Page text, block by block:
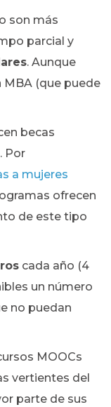
son más
parcial y
. Aunque
MBA (que puede
becas
Por
a mujeres
ofrecen
de este tipo
cada año (4
un número
no puedan
MOOCs
vertientes del
parte de sus